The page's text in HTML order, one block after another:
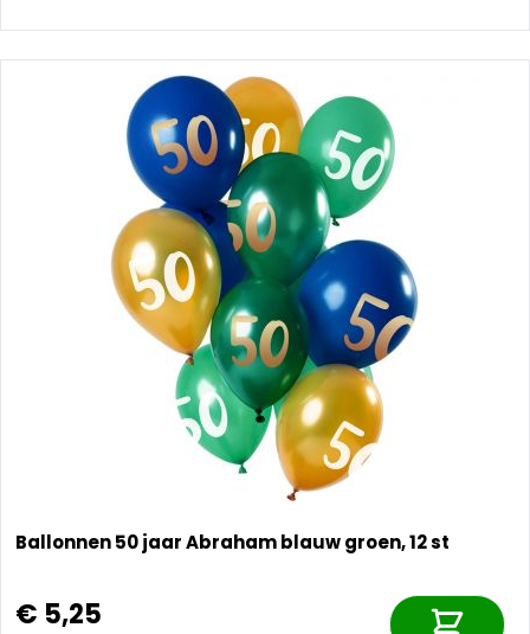
Ballonnen 50 jaar Abraham blauw groen, 12 st
€ 5,25